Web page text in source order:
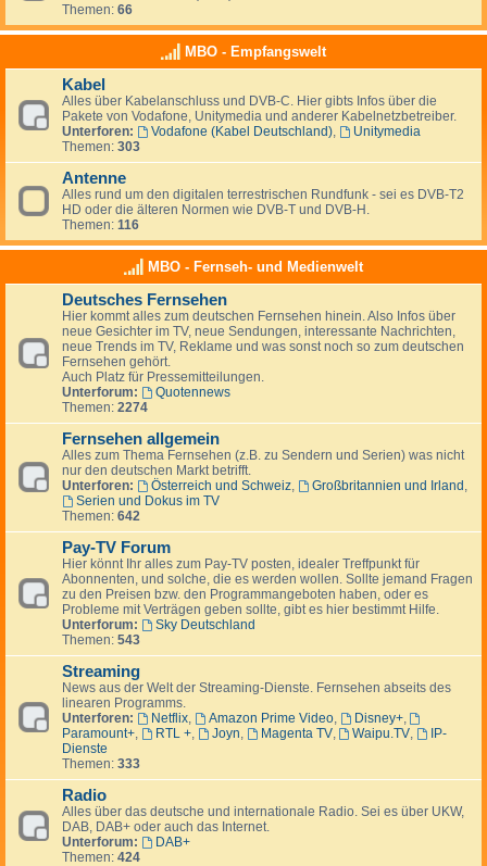
Themen: 66
MBO - Empfangswelt
Kabel
Alles über Kabelanschluss und DVB-C. Hier gibts Infos über die
Pakete von Vodafone, Unitymedia und anderer Kabelnetzbetreiber.
Unterforen:
Vodafone (Kabel Deutschland),
Unitymedia
Themen: 303
Antenne
Alles rund um den digitalen terrestrischen Rundfunk - sei es DVB-T2
HD oder die älteren Normen wie DVB-T und DVB-H.
Themen: 116
MBO - Fernseh- und Medienwelt
Deutsches Fernsehen
Hier kommt alles zum deutschen Fernsehen hinein. Also Infos über
neue Gesichter im TV, neue Sendungen, interessante Nachrichten,
neue Trends im TV, Reklame und was sonst noch so zum deutschen
Fernsehen gehört.
Auch Platz für Pressemitteilungen.
Unterforum:
Quotennews
Themen: 2274
Fernsehen allgemein
Alles zum Thema Fernsehen (z.B. zu Sendern und Serien) was nicht
nur den deutschen Markt betrifft.
Unterforen:
Österreich und Schweiz, Großbritannien und Irland,
Serien und Dokus im TV
Themen: 642
Pay-TV Forum
Hier könnt Ihr alles zum Pay-TV posten, idealer Treffpunkt für
Abonnenten, und solche, die es werden wollen. Sollte jemand Fragen
zu den Preisen bzw. den Programmangeboten haben, oder es
Probleme mit Verträgen geben sollte, gibt es hier bestimmt Hilfe.
Unterforum:
Sky Deutschland
Themen: 543
Streaming
News aus der Welt der Streaming-Dienste. Fernsehen abseits des
linearen Programms.
Unterforen:
Netflix, Amazon Prime Video, Disney+,
Paramount+, RTL +, Joyn, Magenta TV, Waipu.TV,
IP-
Dienste
Themen: 333
Radio
Alles über das deutsche und internationale Radio. Sei es über UKW,
DAB, DAB+ oder auch das Internet.
Unterforum:
DAB+
Themen: 424